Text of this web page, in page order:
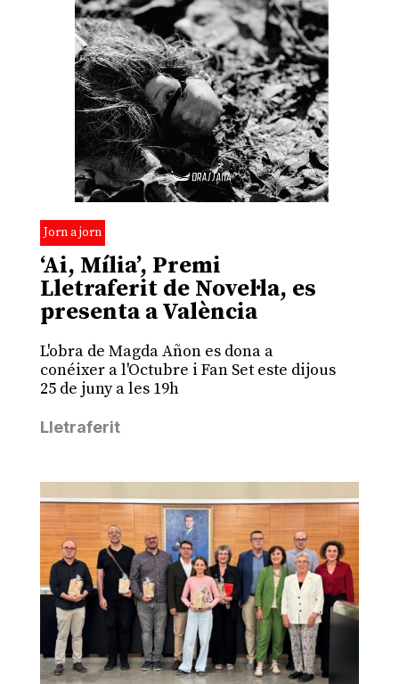
Jorn a jorn
‘Ai, Mília’, Premi
Lletraferit de Novel·la, es
presenta a València
L'obra de Magda Añon es dona a
conéixer a l'Octubre i Fan Set este dijous
25 de juny a les 19h
Lletraferit